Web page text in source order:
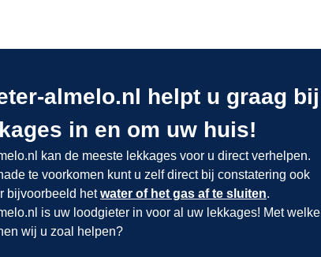
almelo.nl helpt u graag bij
in en om uw huis!
kan de meeste lekkages voor u direct verhelpen.
te voorkomen kunt u zelf direct bij constatering ook
bijvoorbeeld hetwater of het gas af te sluiten.
is uw loodgieter in voor al uw lekkages! Met welke
wij u zoal helpen?